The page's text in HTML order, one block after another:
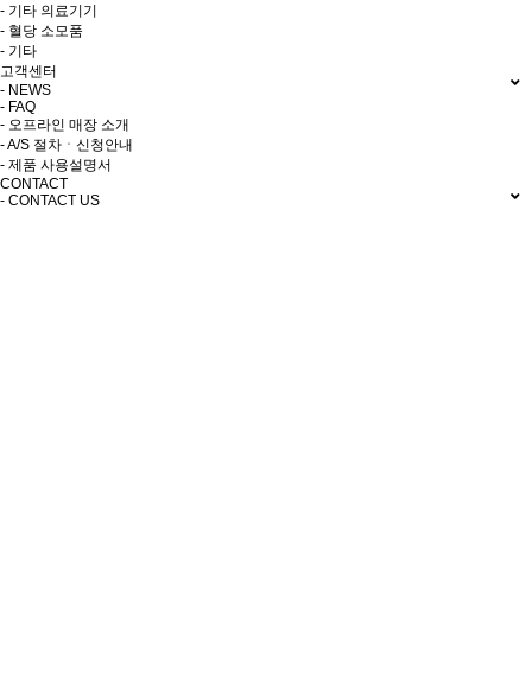
- 기타 의료기기
- 혈당 소모품
- 기타
고객센터
- NEWS
- FAQ
- 오프라인 매장 소개
- A/S 절차ㆍ신청안내
- 제품 사용설명서
CONTACT
- CONTACT US